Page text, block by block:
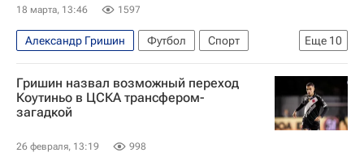
Краснодар
Спортинг (Лиссабон)
РПЛ 2026-2027 (Чемпионат России по футболу)
Кубок России по футболу
18 марта, 13:46 1597
Еще 10
Александр Гришин Футбол
Спорт
Россия
СССР
Абу-Даби
Фабио Челестини
Марко Николич
ПФК ЦСКА
РПЛ 2026-2027 (Чемпионат России по футболу)
Гришин назвал возможный переход
Коутиньо в ЦСКА трансфером-
загадкой
26 февраля, 13:19 998